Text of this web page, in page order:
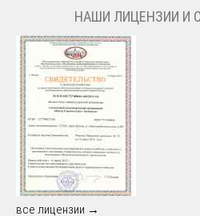
НАШИ ЛИЦЕНЗИИ И
все лицензии →